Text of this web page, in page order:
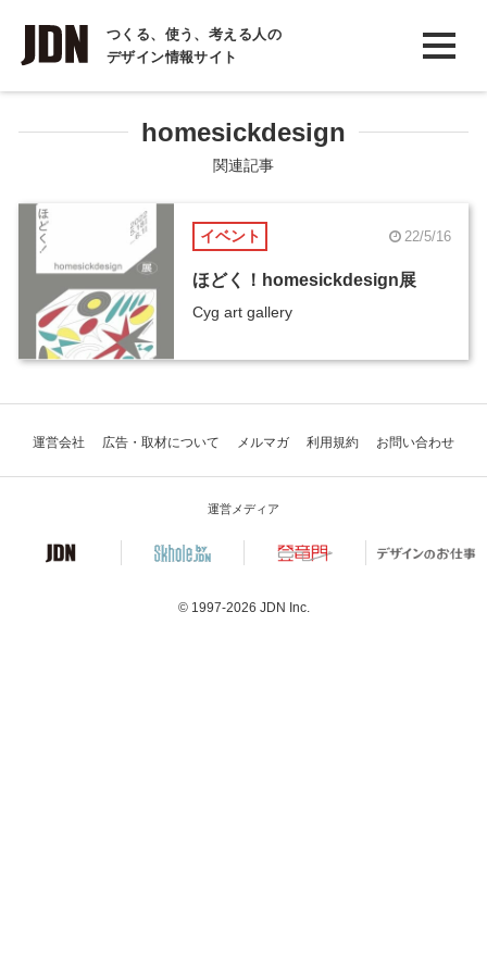
つくる、使う、考える人の
デザイン情報サイト
INTERVIEW
インタビュー
REPORT
COLUMN
homesickdesign
関連記事
イベント 22/5/16
ほどく！homesickdesign展
Cyg art gallery
運営会社 広告・取材について メルマガ 利用規約 お問い合わせ
運営メディア
© 1997-2026 JDN Inc.